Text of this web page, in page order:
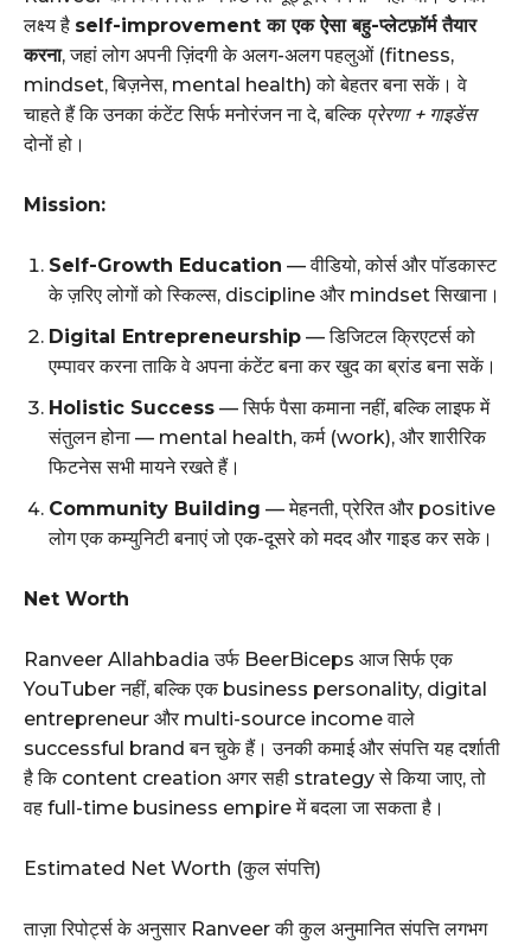
लक्ष्य है self-improvement का एक ऐसा बहु-प्लेटफ़ॉर्म तैयार
करना, जहां लोग अपनी ज़िंदगी के अलग-अलग पहलुओं (fitness,
mindset, बिज़नेस, mental health) को बेहतर बना सकें। वे
चाहते हैं कि उनका कंटेंट सिर्फ मनोरंजन ना दे, बल्कि प्रेरणा + गाइडेंस
दोनों हो।
Mission:
Self-Growth Education — वीडियो, कोर्स और पॉडकास्ट
के ज़रिए लोगों को स्किल्स, discipline और mindset सिखाना।
Digital Entrepreneurship — डिजिटल क्रिएटर्स को
एम्पावर करना ताकि वे अपना कंटेंट बना कर खुद का ब्रांड बना सकें।
Holistic Success — सिर्फ पैसा कमाना नहीं, बल्कि लाइफ में
संतुलन होना — mental health, कर्म (work), और शारीरिक
फिटनेस सभी मायने रखते हैं।
Community Building — मेहनती, प्रेरित और positive
लोग एक कम्युनिटी बनाएं जो एक-दूसरे को मदद और गाइड कर सके।
Net Worth
Ranveer Allahbadia उर्फ BeerBiceps आज सिर्फ एक
YouTuber नहीं, बल्कि एक business personality, digital
entrepreneur और multi-source income वाले
successful brand बन चुके हैं। उनकी कमाई और संपत्ति यह दर्शाती
है कि content creation अगर सही strategy से किया जाए, तो
वह full-time business empire में बदला जा सकता है।
Estimated Net Worth (कुल संपत्ति)
ताज़ा रिपोर्ट्स के अनुसार Ranveer की कुल अनुमानित संपत्ति लगभग